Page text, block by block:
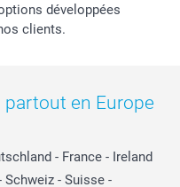
développées
clients.
en Europe
- France - Ireland
Schweiz - Suisse -